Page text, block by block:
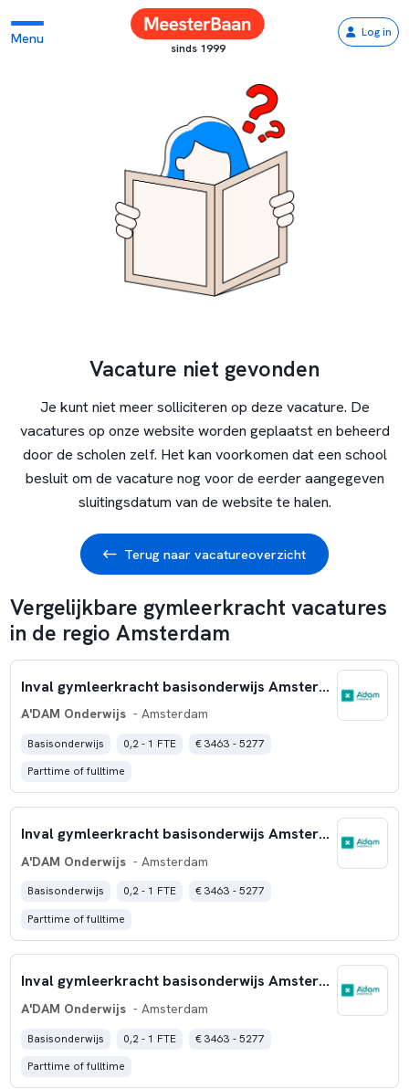
Menu
sinds 1999
Log in
Vacature niet gevonden
Je kunt niet meer solliciteren op deze vacature. De
vacatures op onze website worden geplaatst en beheerd
door de scholen zelf. Het kan voorkomen dat een school
besluit om de vacature nog voor de eerder aangegeven
sluitingsdatum van de website te halen.
Terug naar vacatureoverzicht
Vergelijkbare gymleerkracht vacatures
in de regio Amsterdam
Inval gymleerkracht basisonderwijs Amsterdam-Noord
A'DAM Onderwijs - Amsterdam
Basisonderwijs 0,2 - 1 FTE
€ 3463 - 5277
Parttime of fulltime
Inval gymleerkracht basisonderwijs Amsterdam
A'DAM Onderwijs - Amsterdam
Basisonderwijs 0,2 - 1 FTE
€ 3463 - 5277
Parttime of fulltime
Inval gymleerkracht basisonderwijs Amsterdam
A'DAM Onderwijs - Amsterdam
Basisonderwijs 0,2 - 1 FTE
€ 3463 - 5277
Parttime of fulltime